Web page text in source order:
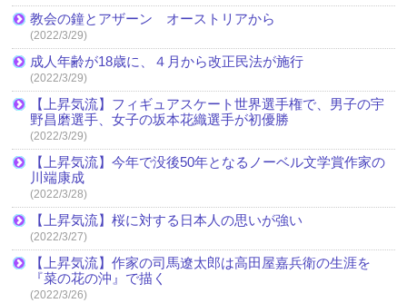
教会の鐘とアザーン オーストリアから
(2022/3/29)
成人年齢が18歳に、４月から改正民法が施行
(2022/3/29)
【上昇気流】フィギュアスケート世界選手権で、男子の宇
野昌磨選手、女子の坂本花織選手が初優勝
(2022/3/29)
【上昇気流】今年で没後50年となるノーベル文学賞作家の
川端康成
(2022/3/28)
【上昇気流】桜に対する日本人の思いが強い
(2022/3/27)
【上昇気流】作家の司馬遼太郎は高田屋嘉兵衛の生涯を
『菜の花の沖』で描く
(2022/3/26)